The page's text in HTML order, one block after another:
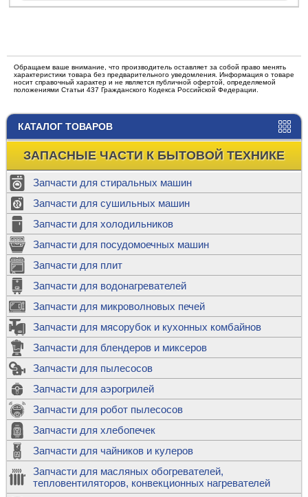
КАТАЛОГ ТОВАРОВ
ЗАПАСНЫЕ ЧАСТИ К БЫТОВОЙ ТЕХНИКЕ
Запчасти для стиральных машин
Запчасти для сушильных машин
Запчасти для холодильников
Запчасти для посудомоечных машин
Запчасти для плит
Запчасти для водонагревателей
Запчасти для микроволновых печей
Запчасти для мясорубок и кухонных комбайнов
Запчасти для блендеров и миксеров
Запчасти для пылесосов
Запчасти для аэрогрилей
Запчасти для робот пылесосов
Запчасти для хлебопечек
Запчасти для чайников и кулеров
Запчасти для масляных обогревателей,
тепловентиляторов, конвекционных нагревателей
Обращаем ваше внимание, что производитель оставляет за собой право менять
характеристики товара без предварительного уведомления. Информация о товаре
носит справочный характер и не является публичной офертой, определяемой
положениями Статьи 437 Гражданского Кодекса Российской Федерации.